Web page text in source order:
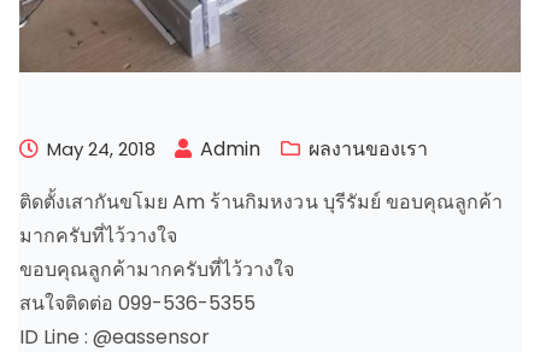
May 24, 2018 Admin
ผลงานของเรา
ติดตั้งเสากันขโมย Am ร้านกิมหงวน บุรีรัมย์ ขอบคุณลูกค้า
มากครับที่ไว้วางใจ
ขอบคุณลูกค้ามากครับที่ไว้วางใจ
สนใจติดต่อ 099-536-5355
ID Line : @eassensor